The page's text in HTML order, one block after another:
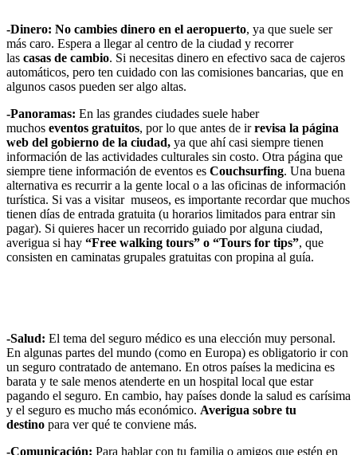
-Dinero: No cambies dinero en el aeropuerto, ya que suele ser
más caro. Espera a llegar al centro de la ciudad y recorrer
las casas de cambio. Si necesitas dinero en efectivo saca de cajeros
automáticos, pero ten cuidado con las comisiones bancarias, que en
algunos casos pueden ser algo altas.
-Panoramas: En las grandes ciudades suele haber
muchos eventos gratuitos, por lo que antes de irrevisa la página
web del gobierno de la ciudad, ya que ahí casi siempre tienen
información de las actividades culturales sin costo. Otra página que
siempre tiene información de eventos es Couchsurfing. Una buena
alternativa es recurrir a la gente local o a las oficinas de información
turística. Si vas a visitar museos, es importante recordar que muchos
tienen días de entrada gratuita (u horarios limitados para entrar sin
pagar). Si quieres hacer un recorrido guiado por alguna ciudad,
averigua si hay “Free walking tours” o “Tours for tips”, que
consisten en caminatas grupales gratuitas con propina al guía.
-Salud: El tema del seguro médico es una elección muy personal.
En algunas partes del mundo (como en Europa) es obligatorio ir con
un seguro contratado de antemano. En otros países la medicina es
barata y te sale menos atenderte en un hospital local que estar
pagando el seguro. En cambio, hay países donde la salud es carísima
y el seguro es mucho más económico. Averigua sobre tu
destino para ver qué te conviene más.
-Comunicación: Para hablar con tu familia o amigos que estén en